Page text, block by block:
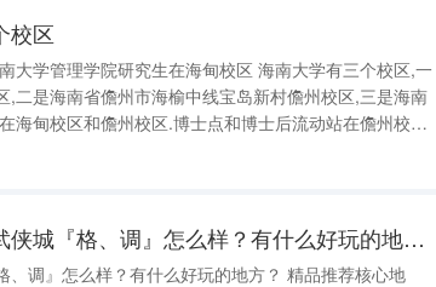
校区
研究生在海甸校区 海南大学有三个校区,一
二是海南省儋州市海榆中线宝岛新村儋州校区,三是海南
海甸校区和儋州校区.博士点和博士后流动站在儋州校区.
地级市。地级市，是中国行政区划之一，是中国的第
开封市河南大学附近临近大宋武侠城『格、调』怎么样？有什么好玩的地方？
么样？有什么好玩的地方？ 精品推荐核心地